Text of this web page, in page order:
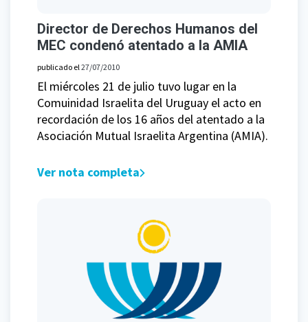
Director de Derechos Humanos del
MEC condenó atentado a la AMIA
publicado el27/07/2010
El miércoles 21 de julio tuvo lugar en la
Comuinidad Israelita del Uruguay el acto en
recordación de los 16 años del atentado a la
Asociación Mutual Israelita Argentina (AMIA).
Ver nota completa